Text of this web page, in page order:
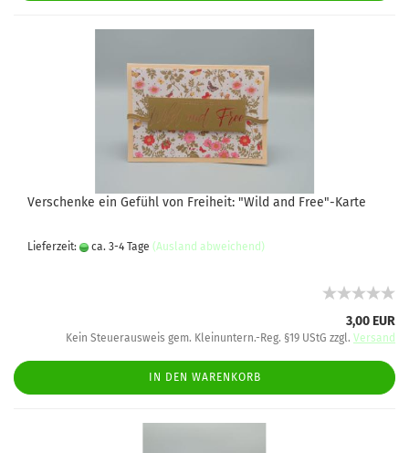
Verschenke ein Gefühl von Freiheit: "Wild and Free"-Karte
Lieferzeit: ca. 3-4 Tage (Ausland abweichend)
3,00 EUR
Kein Steuerausweis gem. Kleinuntern.-Reg. §19 UStG zzgl. Versand
IN DEN WARENKORB